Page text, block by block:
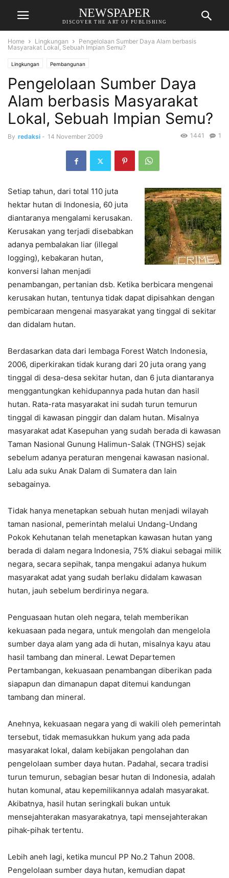
NEWSPAPER
DISCOVER THE ART OF PUBLISHING
Home Lingkungan
Pengelolaan Sumber Daya Alam berbasis
Masyarakat Lokal, Sebuah Impian Semu?
Lingkungan Pembangunan
Pengelolaan Sumber Daya
Alam berbasis Masyarakat
Lokal, Sebuah Impian Semu?
By redaksi - 14 November 2009 1
1441
Setiap tahun, dari total 110 juta
hektar hutan di Indonesia, 60 juta
diantaranya mengalami kerusakan.
Kerusakan yang terjadi disebabkan
adanya pembalakan liar (illegal
logging), kebakaran hutan,
konversi lahan menjadi
penambangan, pertanian dsb. Ketika berbicara mengenai
kerusakan hutan, tentunya tidak dapat dipisahkan dengan
pembicaraan mengenai masyarakat yang tinggal di sekitar
dan didalam hutan.
Berdasarkan data dari lembaga Forest Watch Indonesia,
2006, diperkirakan tidak kurang dari 20 juta orang yang
tinggal di desa-desa sekitar hutan, dan 6 juta diantaranya
menggantungkan kehidupannya pada hutan dan hasil
hutan. Rata-rata masyarakat ini sudah turun temurun
tinggal di kawasan pinggir dan dalam hutan. Misalnya
masyarakat adat Kasepuhan yang sudah berada di kawasan
Taman Nasional Gunung Halimun-Salak (TNGHS) sejak
sebelum adanya peraturan mengenai kawasan nasional.
Lalu ada suku Anak Dalam di Sumatera dan lain
sebagainya.
Tidak hanya menetapkan sebuah hutan menjadi wilayah
taman nasional, pemerintah melalui Undang-Undang
Pokok Kehutanan telah menetapkan kawasan hutan yang
berada di dalam negara Indonesia, 75% diakui sebagai milik
negara, secara sepihak, tanpa mengakui adanya hukum
masyarakat adat yang sudah berlaku didalam kawasan
hutan, jauh sebelum berdirinya negara.
Penguasaan hutan oleh negara, telah memberikan
kekuasaan pada negara, untuk mengolah dan mengelola
sumber daya alam yang ada di hutan, misalnya kayu atau
hasil tambang dan mineral. Lewat Departemen
Pertambangan, kekuasaan penambangan diberikan pada
siapapun dan dimanapun dapat ditemui kandungan
tambang dan mineral.
Anehnya, kekuasaan negara yang di wakili oleh pemerintah
tersebut, tidak memasukkan hukum yang ada pada
masyarakat lokal, dalam kebijakan pengolahan dan
pengelolaan sumber daya hutan. Padahal, secara tradisi
turun temurun, sebagian besar hutan di Indonesia, adalah
hutan komunal, atau kepemilikannya adalah masyarakat.
Akibatnya, hasil hutan seringkali bukan untuk
mensejahterakan masyarakatnya, tapi mensejahterakan
pihak-pihak tertentu.
Lebih aneh lagi, ketika muncul PP No.2 Tahun 2008.
Pengelolaan sumber daya hutan, kemudian dapat